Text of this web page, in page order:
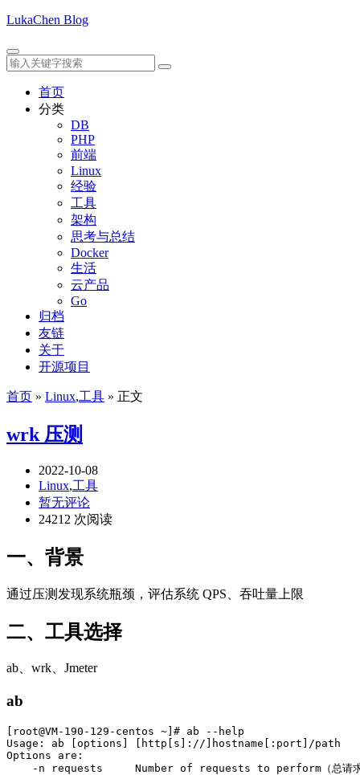
LukaChen Blog
首页
分类
DB
PHP
前端
Linux
经验
工具
架构
思考与总结
Docker
生活
云产品
Go
归档
友链
关于
开源项目
首页 » Linux,工具 » 正文
wrk 压测
2022-10-08
Linux,工具
暂无评论
24212 次阅读
一、背景
通过压测发现系统瓶颈，评估系统 QPS、吞吐量上限
二、工具选择
ab、wrk、Jmeter
ab
[root@VM-190-129-centos ~]# ab --help
Usage: ab [options] [http[s]://]hostname[:port]/path
Options are:
-n requests     Number of requests to perform（总请